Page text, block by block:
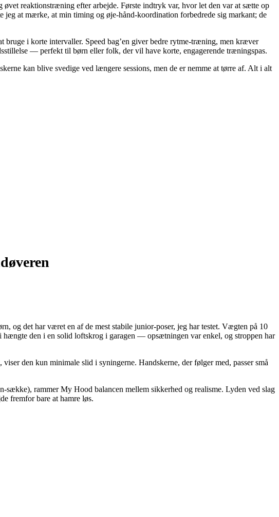
reaktionstræning efter arbejde. Første indtryk var, hvor let den var at sætte op
at mærke, at min timing og øje-hånd-koordination forbedrede sig markant; de
bruge i korte intervaller. Speed bag’en giver bedre rytme-træning, men kræver
— perfekt til børn eller folk, der vil have korte, engagerende træningspas.
kan blive svedige ved længere sessions, men de er nemme at tørre af. Alt i alt
og det har været en af de mest stabile junior-poser, jeg har testet. Vægten på 10
den i en solid loftskrog i garagen — opsætningen var enkel, og stroppen har
den kun minimale slid i syningerne. Handskerne, der følger med, passer små
rammer My Hood balancen mellem sikkerhed og realisme. Lyden ved slag
fremfor bare at hamre løs.